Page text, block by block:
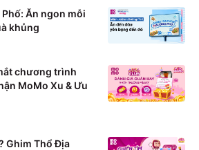
Ăn ngon mỗi
khủng
chương trình
MoMo Xu & Ưu
Ghim Thổ Địa